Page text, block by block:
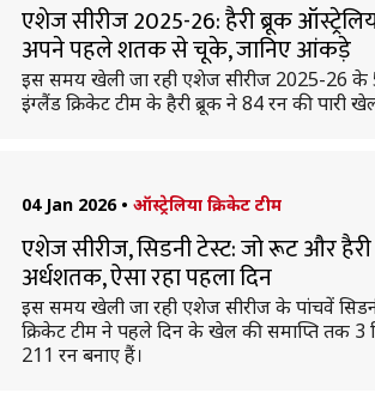
एशेज सीरीज 2025-26: हैरी ब्रूक
अपने पहले शतक से चूके, जानिए आंकड़े
इस समय खेली जा रही एशेज सीरीज 2025-26 के
इंग्लैंड क्रिकेट टीम के हैरी ब्रूक ने 84 रन की पारी
04 Jan 2026 • ऑस्ट्रेलिया क्रिकेट टीम
एशेज सीरीज, सिडनी टेस्ट: जो रूट और
अर्धशतक, ऐसा रहा पहला दिन
इस समय खेली जा रही एशेज सीरीज के पांचवें
क्रिकेट टीम ने पहले दिन के खेल की समाप्ति तक
211 रन बनाए हैं।